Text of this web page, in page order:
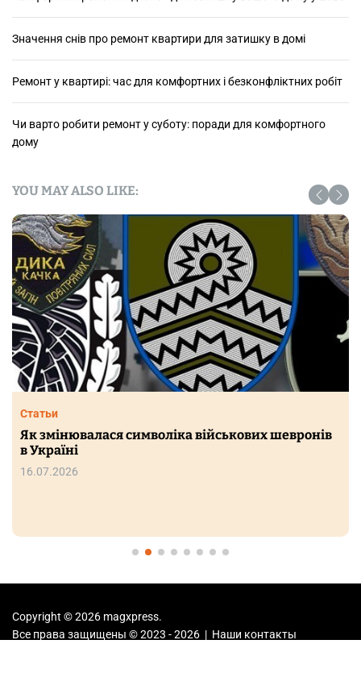
Значення снів про ремонт квартири для затишку в домі
Ремонт у квартирі: час для комфортних і безконфліктних робіт
Чи варто робити ремонт у суботу: поради для комфортного
дому
YOU MAY ALSO LIKE:
Статьи
Як змінювалася символіка військових шевронів
в Україні
16.07.2026
Copyright © 2026 magxpress.
Все права защищены © 2023 - 2026 | Наши контакты